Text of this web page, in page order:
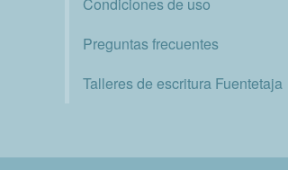
Preguntas frecuentes
Talleres de escritura Fuentetaja